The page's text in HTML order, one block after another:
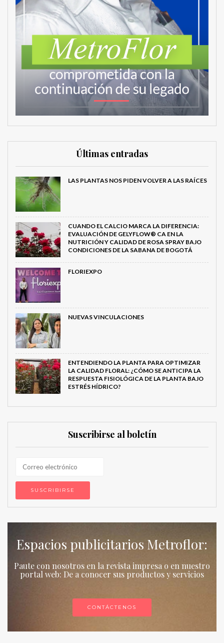
Últimas entradas
LAS PLANTAS NOS PIDEN VOLVER A LAS RAÍCES
CUANDO EL CALCIO MARCA LA DIFERENCIA:
EVALUACIÓN DE GELYFLOW® CA EN LA
NUTRICIÓN Y CALIDAD DE ROSA SPRAY BAJO
CONDICIONES DE LA SABANA DE BOGOTÁ
FLORIEXPO
NUEVAS VINCULACIONES
ENTENDIENDO LA PLANTA PARA OPTIMIZAR
LA CALIDAD FLORAL: ¿CÓMO SE ANTICIPA LA
RESPUESTA FISIOLÓGICA DE LA PLANTA BAJO
ESTRÉS HÍDRICO?
Suscribirse al boletín
Espacios publicitarios Metroflor:
Paute con nosotros en la revista impresa o en nuestro
portal web: De a conocer sus productos y servicios
CONTÁCTENOS